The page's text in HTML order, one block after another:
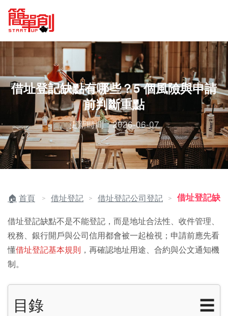
借址登記缺點有哪些？5 個風險與申請
前判斷重點
更新時間：2026-06-07
首頁 ＞ 借址登記 ＞ 借址登記公司登記 ＞ 借址登記缺
借址登記缺點不是不能登記，而是地址合法性、收件管理、
稅務、銀行開戶與公司信用都會被一起檢視；申請前應先看
懂借址登記基本規則 ，再確認地址用途、合約與公文通知機
制。
目錄 ☰